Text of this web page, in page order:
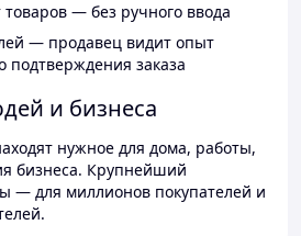
— без ручного ввода
— продавец видит опыт
подтверждения заказа
и бизнеса
нужное для дома, работы,
бизнеса. Крупнейший
— для миллионов покупателей и